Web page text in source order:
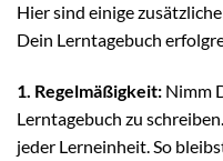
Hier sind einige
Dein Lerntagebuch
1. Regelmäßigkeit: Nimm
Lerntagebuch zu
jeder Lerneinheit. So